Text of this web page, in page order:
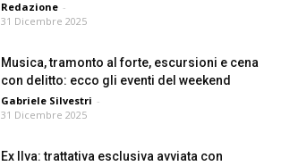
Redazione -
31 Dicembre 2025
Musica, tramonto al forte, escursioni e cena
con delitto: ecco gli eventi del weekend
Gabriele Silvestri -
31 Dicembre 2025
Ex Ilva: trattativa esclusiva avviata con